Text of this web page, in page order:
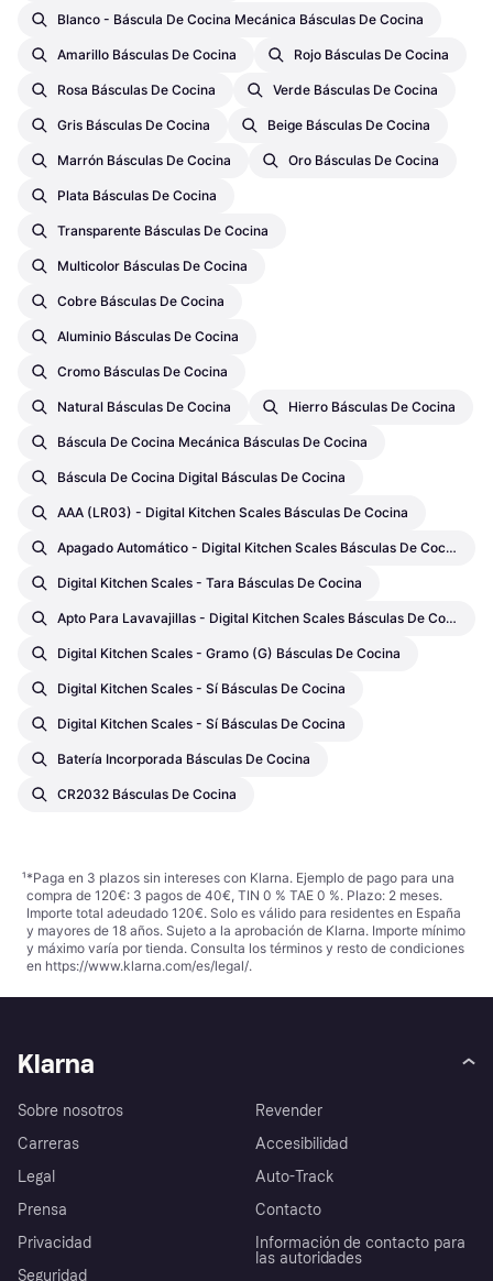
Blanco - Báscula De Cocina Mecánica Básculas De Cocina
Amarillo Básculas De Cocina Rojo Básculas De Cocina
Rosa Básculas De Cocina Verde Básculas De Cocina
Gris Básculas De Cocina Beige Básculas De Cocina
Marrón Básculas De Cocina Oro Básculas De Cocina
Plata Básculas De Cocina
Transparente Básculas De Cocina
Multicolor Básculas De Cocina
Cobre Básculas De Cocina
Aluminio Básculas De Cocina
Cromo Básculas De Cocina
Natural Básculas De Cocina Hierro Básculas De Cocina
Báscula De Cocina Mecánica Básculas De Cocina
Báscula De Cocina Digital Básculas De Cocina
AAA (LR03) - Digital Kitchen Scales Básculas De Cocina
Apagado Automático - Digital Kitchen Scales Básculas De Cocina
Digital Kitchen Scales - Tara Básculas De Cocina
Apto Para Lavavajillas - Digital Kitchen Scales Básculas De Cocina
Digital Kitchen Scales - Gramo (g) Básculas De Cocina
Digital Kitchen Scales - Sí Básculas De Cocina
Digital Kitchen Scales - Sí Básculas De Cocina
Batería Incorporada Básculas De Cocina
CR2032 Básculas De Cocina
¹*Paga en 3 plazos sin intereses con Klarna. Ejemplo de pago para una
compra de 120€: 3 pagos de 40€, TIN 0 % TAE 0 %. Plazo: 2 meses.
Importe total adeudado 120€. Solo es válido para residentes en España
y mayores de 18 años. Sujeto a la aprobación de Klarna. Importe mínimo
y máximo varía por tienda. Consulta los términos y resto de condiciones
en https://www.klarna.com/es/legal/.
Klarna
Sobre nosotros
Carreras
Legal
Prensa
Privacidad
Seguridad
Revender
Accesibilidad
Auto-Track
Contacto
Información de contacto para
las autoridades